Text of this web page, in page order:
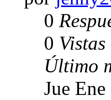
0
0 Vistas
Último
Jue